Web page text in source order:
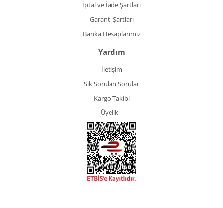
İptal ve İade Şartları
Garanti Şartları
Banka Hesaplarımız
Yardım
İletişim
Sık Sorulan Sorular
Kargo Takibi
Üyelik